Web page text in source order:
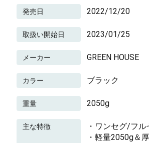
発売日 2022/12/20
取扱い開始日 2023/01/25
メーカー GREEN HOUSE
カラー ブラック
重量 2050g
主な特徴
・ワンセグ/フ
・軽量2050g＆